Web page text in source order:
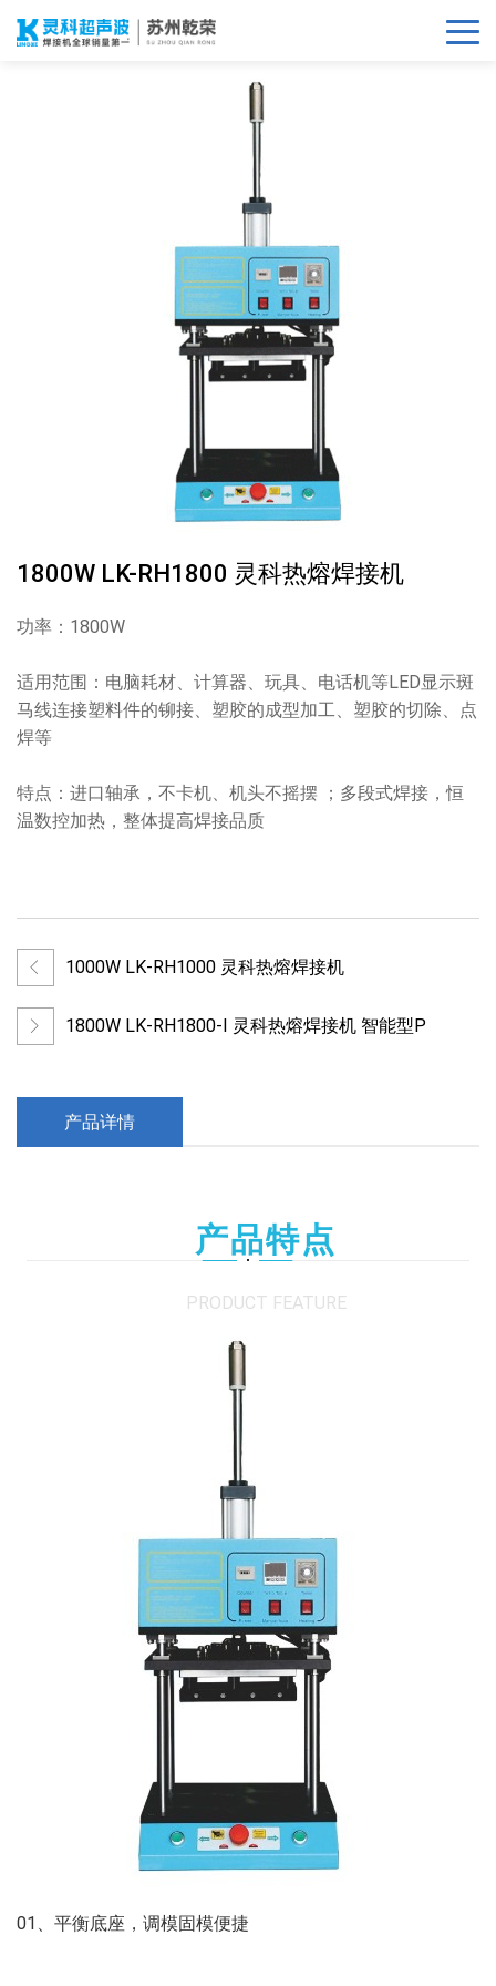
1800W LK-RH1800 灵科热熔焊接机
功率：1800W
适用范围：电脑耗材、计算器、玩具、电话机等LED显示斑
马线连接塑料件的铆接、塑胶的成型加工、塑胶的切除、点
焊等
特点：进口轴承，不卡机、机头不摇摆 ；多段式焊接，恒
温数控加热，整体提高焊接品质
1000W LK-RH1000 灵科热熔焊接机
1800W LK-RH1800-I 灵科热熔焊接机 智能型P
产品详情
产品特点
PRODUCT FEATURE
01、平衡底座，调模固模便捷